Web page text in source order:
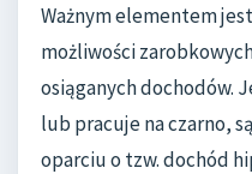
Ważnym elementem
możliwości
osiąganych dochodów.
lub pracuje na czarno,
oparciu o tzw. dochód